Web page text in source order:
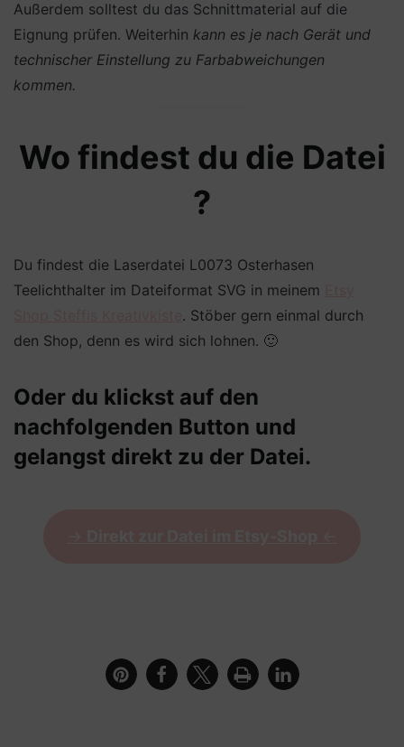
Außerdem solltest du das Schnittmaterial auf die
Eignung prüfen. Weiterhin kann es je nach Gerät und
technischer Einstellung zu Farbabweichungen
kommen.
Wo findest du die Datei
?
Du findest die Laserdatei L0073 Osterhasen
Teelichthalter im Dateiformat SVG in meinem
. Stöber gern einmal durch
den Shop, denn es wird sich lohnen. 🙂
Oder du klickst auf den
nachfolgenden Button und
gelangst direkt zu der Datei.